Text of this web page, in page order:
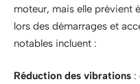
moteur, mais elle prévient
lors des démarrages et
notables incluent :
Réduction des vibrations :